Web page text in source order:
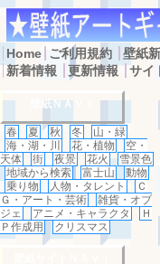
Home ご利用規約 壁紙
新着情報
更新情報 サイ
壁紙ＮＡＶＩ
春 夏 秋 冬
山・緑
海・湖・川
花・植物
空・
天体
街 夜景 花火
雪景色
地域から検索
富士山
動物
乗り物
人物・タレント
Ｃ
Ｇ・アート・芸術
雑貨・オブ
ジェ
アニメ・キャラクタ
Ｈ
Ｐ作成用
クリスマス